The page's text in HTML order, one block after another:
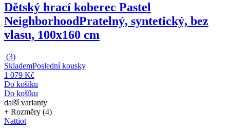
Dětský hrací koberec Pastel
NeighborhoodPratelný, syntetický, bez
vlasu, 100x160 cm
(3)
SklademPoslední kousky
1 079 Kč
Do košíku
Do košíku
další varianty
+ Rozměry (4)
Nattiot